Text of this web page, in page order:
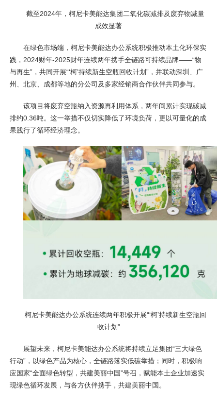
截至2024年，柯尼卡美能达集团二氧化碳减排及废弃物减量
成效显著
在绿色市场端，柯尼卡美能达办公系统积极推动本土化环保实
践，2024财年-2025财年连续两年携手全链路可持续品牌——“物
与再生”，共同开展“‘柯’持续新生空瓶回收计划”，并联动深圳、广
州、北京、成都等地的分公司及多家经销商合作伙伴共同参与。
该项目将废弃空瓶纳入资源再利用体系，两年间累计实现碳减
排约0.36吨。这一举措不仅切实降低了环境负荷，更以可量化的成
果践行了循环经济理念。
柯尼卡美能达办公系统连续两年积极开展“‘柯’持续新生空瓶回
收计划”
展望未来，柯尼卡美能达办公系统将持续立足集团“三大绿色
行动”，以绿色产品为核心，全链路落实低碳举措；同时，积极响
应国家“全面绿色转型，共建美丽中国”号召，赋能本土企业加速实
现绿色循环发展，与各方伙伴携手，共建美丽中国。